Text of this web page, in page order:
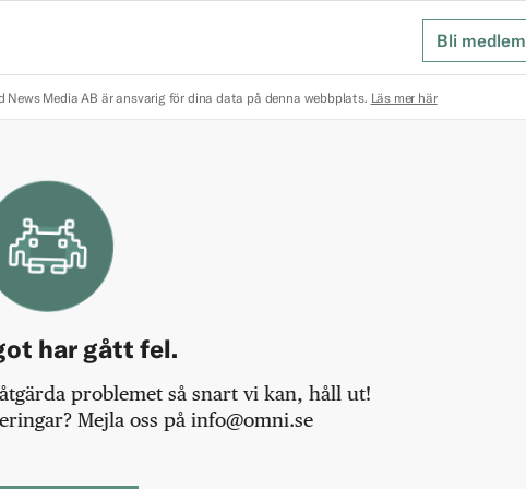
Bli medlem
News Media AB är ansvarig för dina data på denna webbplats. Läs mer här
har gått fel.
problemet så snart vi kan, håll ut!
Mejla oss på info@omni.se